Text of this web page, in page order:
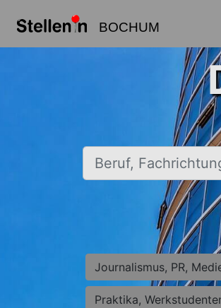
BOCHUM
Beruf, Fachrichtung, Firma
Journalismus, PR,
Praktika,